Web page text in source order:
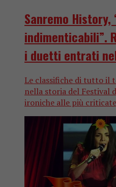
Sanremo History,
indimenticabili”.
i duetti entrati
Le classifiche di tutto il
nella storia del Festival
ironiche alle più